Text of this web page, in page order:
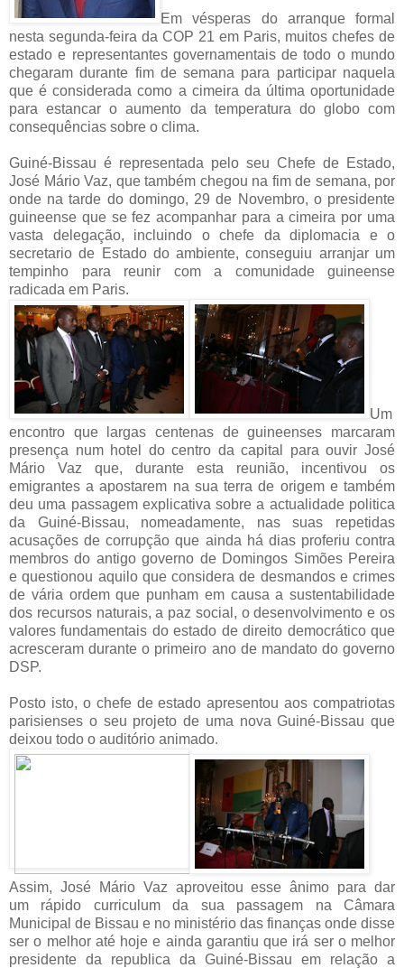
Em vésperas do arranque formal
nesta segunda-feira da COP 21 em Paris, muitos chefes de
estado e representantes governamentais de todo o mundo
chegaram durante fim de semana para participar naquela
que é considerada como a cimeira da última oportunidade
para estancar o aumento da temperatura do globo com
consequências sobre o clima.
Guiné-Bissau é representada pelo seu Chefe de Estado,
José Mário Vaz, que também chegou na fim de semana, por
onde na tarde do domingo, 29 de Novembro, o presidente
guineense que se fez acompanhar para a cimeira por uma
vasta delegação, incluindo o chefe da diplomacia e o
secretario de Estado do ambiente, conseguiu arranjar um
tempinho para reunir com a comunidade guineense
radicada em Paris.
Um
encontro que largas centenas de guineenses marcaram
presença num hotel do centro da capital para ouvir José
Mário Vaz que, durante esta reunião, incentivou os
emigrantes a apostarem na sua terra de origem e também
deu uma passagem explicativa sobre a actualidade politica
da Guiné-Bissau, nomeadamente, nas suas repetidas
acusações de corrupção que ainda há dias proferiu contra
membros do antigo governo de Domingos Simões Pereira
e questionou aquilo que considera de desmandos e crimes
de vária ordem que punham em causa a sustentabilidade
dos recursos naturais, a paz social, o desenvolvimento e os
valores fundamentais do estado de direito democrático que
acresceram durante o primeiro ano de mandato do governo
DSP.
Posto isto, o chefe de estado apresentou aos compatriotas
parisienses o seu projeto de uma nova Guiné-Bissau que
deixou todo o auditório animado.
Assim, José Mário Vaz aproveitou esse ânimo para dar
um rápido curriculum da sua passagem na Câmara
Municipal de Bissau e no ministério das finanças onde disse
ser o melhor até hoje e ainda garantiu que irá ser o melhor
presidente da republica da Guiné-Bissau em relação a